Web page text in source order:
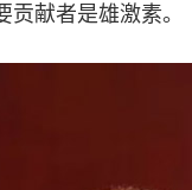
献者是雄激素。